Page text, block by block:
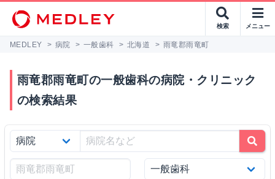
検索 メニュー
MEDLEY > 病院 > 一般歯科 > 北海道 > 雨竜郡雨竜町
雨竜郡雨竜町の一般歯科の病院・クリニック
の検索結果